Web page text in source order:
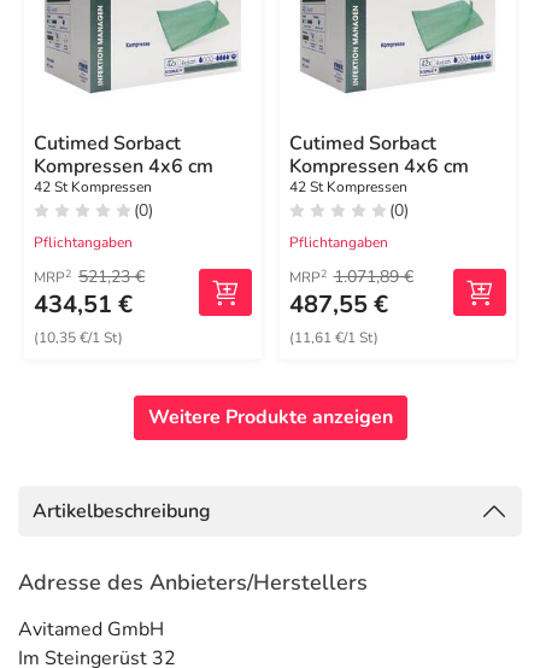
Cutimed Sorbact
Kompressen 4x6 cm
42 St Kompressen
(0)
Pflichtangaben
MRP2 521,23 €
434,51 €
(10,35 €/1 St)
Cutimed Sorbact
Kompressen 4x6 cm
42 St Kompressen
(0)
Pflichtangaben
MRP2 1.071,89 €
487,55 €
(11,61 €/1 St)
Weitere Produkte anzeigen
Artikelbeschreibung
Adresse des Anbieters/Herstellers
Avitamed GmbH
Im Steingerüst 32